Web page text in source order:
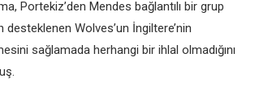
Portekiz’den Mendes bağlantılı bir grup
desteklenen Wolves’un İngiltere’nin
sağlamada herhangi bir ihlal olmadığını